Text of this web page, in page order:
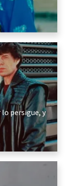
lo persigue, y